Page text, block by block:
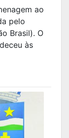
ao
pelo
Brasil). O
às